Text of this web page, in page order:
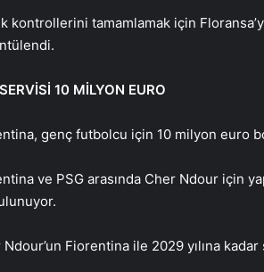
kontrollerini tamamlamak için
10 MİLYON EURO
genç futbolcu için 10 milyon euro
ve PSG arasında Cher Ndour için
Ndour’un Fiorentina ile 2029 yılına